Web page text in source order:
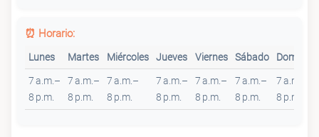
⏰ Horario:
Lunes Martes Miércoles Jueves Viernes Sábado Domingo
7 a.m.–
8 p.m.
7 a.m.–
8 p.m.
7 a.m.–
8 p.m.
7 a.m.–
8 p.m.
7 a.m.–
8 p.m.
7 a.m.–
8 p.m.
7 a.m.–
8 p.m.